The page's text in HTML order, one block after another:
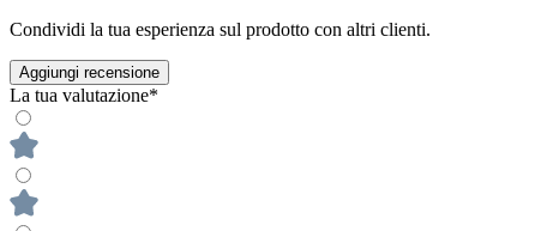
Condividi la tua esperienza sul prodotto con altri clienti.
Aggiungi recensione
La tua valutazione*